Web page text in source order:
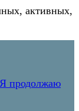
активных,
продолжаю